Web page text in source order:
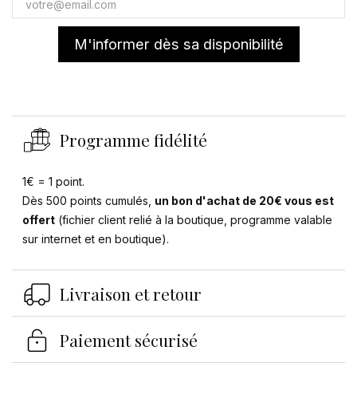
M'informer dès sa disponibilité
Programme fidélité
1€ = 1 point.
Dès 500 points cumulés, un bon d'achat de 20€ vous est
offert(fichier client relié à la boutique, programme valable
sur internet et en boutique).
Livraison et retour
Paiement sécurisé
Se connecter
Vous devez être connecté pour enregistrer des